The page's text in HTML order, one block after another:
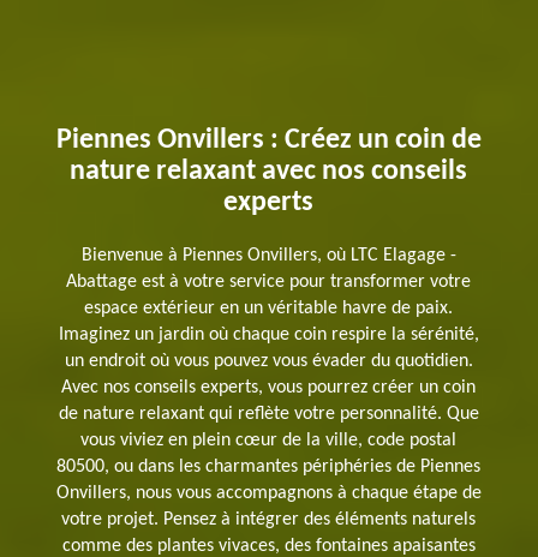
Piennes Onvillers : Créez un coin de
nature relaxant avec nos conseils
experts
Bienvenue à Piennes Onvillers, où LTC Elagage -
Abattage est à votre service pour transformer votre
espace extérieur en un véritable havre de paix.
Imaginez un jardin où chaque coin respire la sérénité,
un endroit où vous pouvez vous évader du quotidien.
Avec nos conseils experts, vous pourrez créer un coin
de nature relaxant qui reflète votre personnalité. Que
vous viviez en plein cœur de la ville, code postal
80500, ou dans les charmantes périphéries de Piennes
Onvillers, nous vous accompagnons à chaque étape de
votre projet. Pensez à intégrer des éléments naturels
comme des plantes vivaces, des fontaines apaisantes